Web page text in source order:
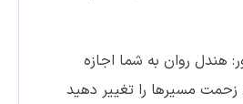
هندل روان به شما اجازه
مسیرها را تغییر دهید